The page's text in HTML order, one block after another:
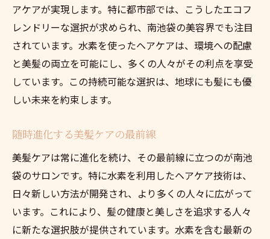
アケアが実現します。特に都市部では、こうしたエコフ
レンドリーな選択が求められ、南池袋の美容界でも注目
されています。水素を使ったヘアケアは、環境への配慮
と美髪の両立を可能にし、多くの人々がその利点を享受
しています。この持続可能な選択は、地球にも髪にも優
しい未来を約束します。
随時進化する美髪ケアの最前線
美髪ケアは常に進化を続け、その最前線に立つのが南池
袋のサロンです。特に水素を利用したヘアケア技術は、
日々新しい方法が開発され、より多くの人々に広がって
います。これにより、髪の健康と美しさを追求する人々
に新たな選択肢が提供されています。水素を含む最新の